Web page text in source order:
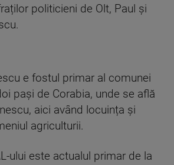
politicieni de Olt, Paul și
e fostul primar al comunei
pași de Corabia, unde se află
aici având locuința și
agriculturii.
ului este actualul primar de la